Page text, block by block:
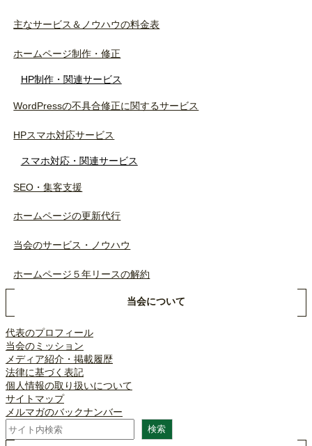
主なサービス＆ノウハウの料金表
ホームページ制作・修正
HP制作・関連サービス
WordPressの不具合修正に関するサービス
HPスマホ対応サービス
スマホ対応・関連サービス
SEO・集客支援
ホームページの更新代行
当会のサービス・ノウハウ
ホームページ５年リースの解約
当会について
代表のプロフィール
当会のミッション
メディア紹介・掲載履歴
法律に基づく表記
個人情報の取り扱いについて
サイトマップ
メルマガのバックナンバー
検
索
検索